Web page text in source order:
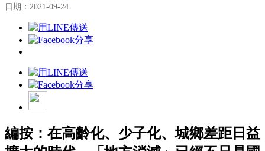
日期：2021-09-24
編按：在高齡化、少子化、城鄉差距日益